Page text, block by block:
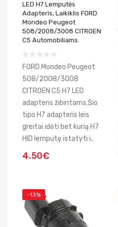
LED H7 Lemputės
Adapteris, Laikiklis FORD
Mondeo Peugeot
508/2008/3008 CITROEN
C5 Automobiliams.
FORD Mondeo Peugeot
508/2008/3008
CITROEN C5 H7 LED
adapteris žibintams.Šio
tipo H7 adapteris leis
greitai idėti bet kurią H7
HID lemputę istatyti i..
4.50€
-13%